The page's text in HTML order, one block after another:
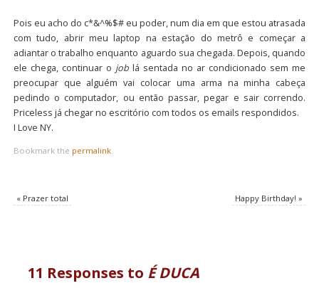
Pois eu acho do c*&^%$# eu poder, num dia em que estou atrasada
com tudo, abrir meu laptop na estação do metrô e começar a
adiantar o trabalho enquanto aguardo sua chegada. Depois, quando
ele chega, continuar o joblá sentada no ar condicionado sem me
preocupar que alguém vai colocar uma arma na minha cabeça
pedindo o computador, ou então passar, pegar e sair correndo.
Priceless já chegar no escritório com todos os emails respondidos.
I Love NY.
Bookmark the permalink.
«Prazer total Happy Birthday!»
11 Responses to É DUCA